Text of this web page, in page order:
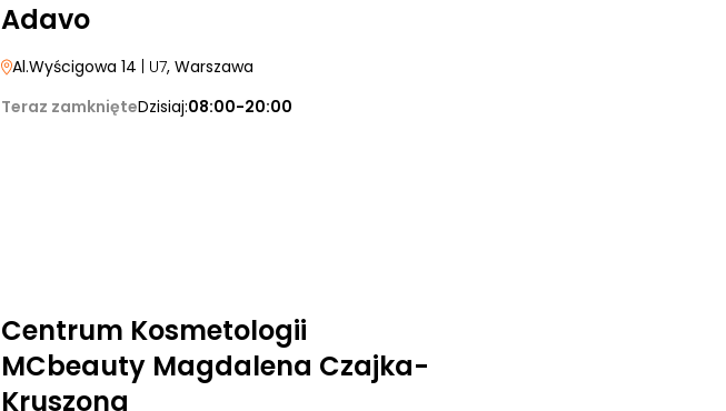
Adavo
Al.Wyścigowa 14 | U7, Warszawa
Teraz zamknięteDzisiaj:08:00-20:00
Centrum Kosmetologii
MCbeauty Magdalena Czajka-
Kruszona